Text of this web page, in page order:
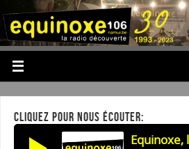
CLIQUEZ POUR NOUS ÉCOUTER: